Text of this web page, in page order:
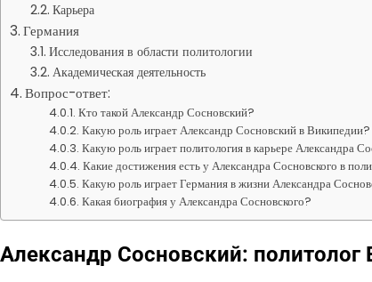
Карьера
Германия
Исследования в области политологии
Академическая деятельность
Вопрос-ответ:
Кто такой Александр Сосновский?
Какую роль играет Александр Сосновский в Википедии?
Какую роль играет политология в карьере Александра
Какие достижения есть у Александра Сосновского в
Какую роль играет Германия в жизни Александра
Какая биография у Александра Сосновского?
Александр Сосновский: политолог